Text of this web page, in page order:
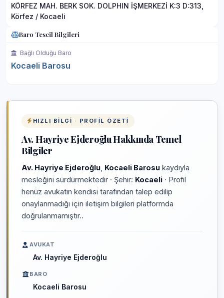
KÖRFEZ MAH. BERK SOK. DOLPHIN İŞMERKEZİ K:3 D:313,
Körfez / Kocaeli
Baro Tescil Bilgileri
Bağlı Olduğu Baro
Kocaeli Barosu
HIZLI BILGI · PROFIL ÖZETI
Av. Hayriye Ejderoğlu Hakkında Temel
Bilgiler
Av. Hayriye Ejderoğlu Kocaeli Barosu kaydıyla
mesleğini sürdürmektedir · Şehir: Kocaeli · Profil
henüz avukatın kendisi tarafından talep edilip
onaylanmadığı için iletişim bilgileri platformda
doğrulanmamıştır..
AVUKAT
Av. Hayriye Ejderoğlu
BARO
Kocaeli Barosu